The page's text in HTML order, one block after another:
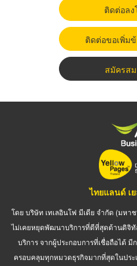
ติดต่อล
ติดต่อขอเพิ่ม
สมัครส
ไทยแลนด์ เ
โดย บริษัท เทเลอินโฟ มีเดีย จำกัด (มหา
ไม่เคยหยุดพัฒนาบริการที่ดีที่สุดด้านดิจิทั
บริการ จากผู้ประกอบการที่เชื่อถือได้
ครอบคลุมทุกหมวดธุรกิจมากที่สุดในประ